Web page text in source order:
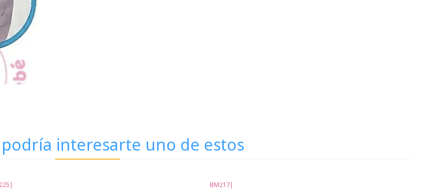
interesarte uno de estos
| BM217|